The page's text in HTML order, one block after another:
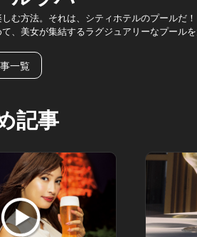
む方法。それは、シティホテルのプールだ！
、美女が集結するラグジュアリーなプール
一覧
記事